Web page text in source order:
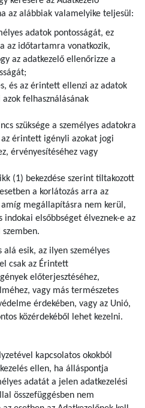
az alábbiak valamelyike teljesül:
adatok pontosságát, ez
az időtartamra vonatkozik,
az adatkezelő ellenőrizze a
és az érintett ellenzi az adatok
felhasználásának
szüksége a személyes adatokra
érintett igényli azokat jogi
érvényesítéséhez vagy
(1) bekezdése szerint tiltakozott
a korlátozás arra az
megállapításra nem kerül,
indokai elsőbbséget élveznek-e az
alá esik, az ilyen személyes
csak az Érintett
előterjesztéséhez,
vagy más természetes
érdekében, vagy az Unió,
közérdekéből lehet kezelni.
kapcsolatos okokból
ellen, ha álláspontja
adatát a jelen adatkezelési
összefüggésben nem